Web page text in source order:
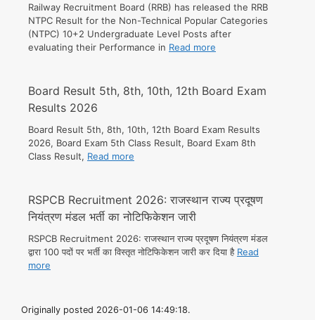
Railway Recruitment Board (RRB) has released the RRB
NTPC Result for the Non-Technical Popular Categories
(NTPC) 10+2 Undergraduate Level Posts after
evaluating their Performance in Read more
Board Result 5th, 8th, 10th, 12th Board Exam
Results 2026
Board Result 5th, 8th, 10th, 12th Board Exam Results
2026, Board Exam 5th Class Result, Board Exam 8th
Class Result, Read more
RSPCB Recruitment 2026: राजस्थान राज्य प्रदूषण
नियंत्रण मंडल भर्ती का नोटिफिकेशन जारी
RSPCB Recruitment 2026: राजस्थान राज्य प्रदूषण नियंत्रण मंडल
द्वारा 100 पदों पर भर्ती का विस्तृत नोटिफिकेशन जारी कर दिया है Read
more
Originally posted 2026-01-06 14:49:18.